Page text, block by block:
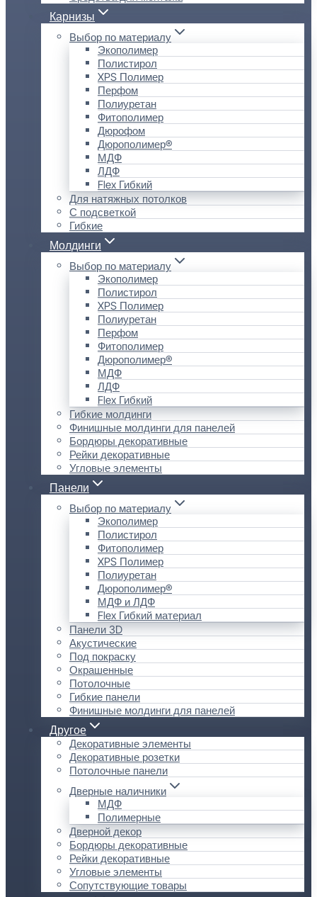
Карнизы
Выбор по материалу
Экополимер
Полистирол
XPS Полимер
Перфом
Полиуретан
Фитополимер
Дюрофом
Дюрополимер®
МДФ
ЛДФ
Flex Гибкий
Для натяжных потолков
С подсветкой
Гибкие
Молдинги
Выбор по материалу
Экополимер
Полистирол
XPS Полимер
Полиуретан
Перфом
Фитополимер
Дюрополимер®
МДФ
ЛДФ
Flex Гибкий
Гибкие молдинги
Финишные молдинги для панелей
Бордюры декоративные
Рейки декоративные
Угловые элементы
Панели
Выбор по материалу
Экополимер
Полистирол
Фитополимер
XPS Полимер
Полиуретан
Дюрополимер®
МДФ и ЛДФ
Flex Гибкий материал
Панели 3D
Акустические
Под покраску
Окрашенные
Потолочные
Гибкие панели
Финишные молдинги для панелей
Другое
Декоративные элементы
Декоративные розетки
Потолочные панели
Дверные наличники
МДФ
Полимерные
Дверной декор
Бордюры декоративные
Рейки декоративные
Угловые элементы
Сопутствующие товары